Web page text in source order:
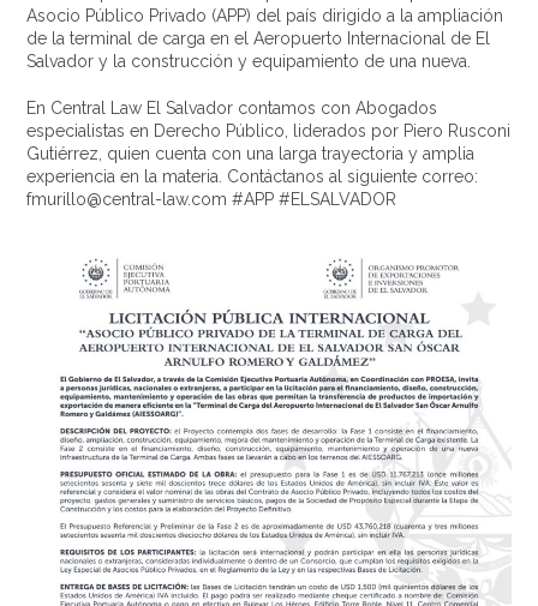
Asocio Público Privado (APP) del país dirigido a la ampliación
de la terminal de carga en el Aeropuerto Internacional de El
Salvador y la construcción y equipamiento de una nueva.
En Central Law El Salvador contamos con Abogados
especialistas en Derecho Público, liderados por Piero Rusconi
Gutiérrez, quien cuenta con una larga trayectoria y amplia
experiencia en la materia. Contáctanos al siguiente correo:
fmurillo@central-law.com #APP #ELSALVADOR